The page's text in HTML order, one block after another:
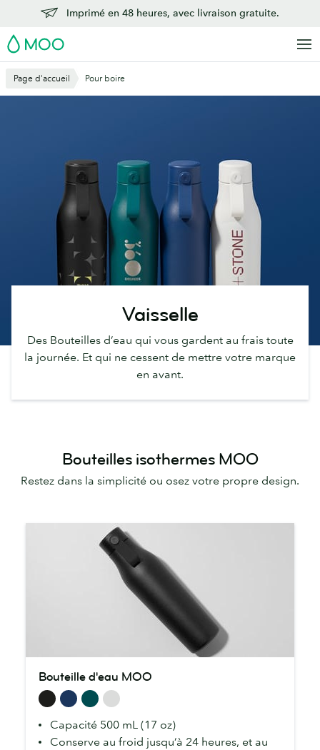
contenu
principal
Imprimé en 48 heures, avec livraison gratuite.
MOO
Page d'accueil Pour boire
Vaisselle
Des Bouteilles d’eau qui vous gardent au frais toute
la journée. Et qui ne cessent de mettre votre marque
en avant.
Bouteilles isothermes MOO
Restez dans la simplicité ou osez votre propre design.
d'eau
MOO
Bouteille d'eau MOO
Capacité 500 mL (17 oz)
Conserve au froid jusqu’à 24 heures, et au